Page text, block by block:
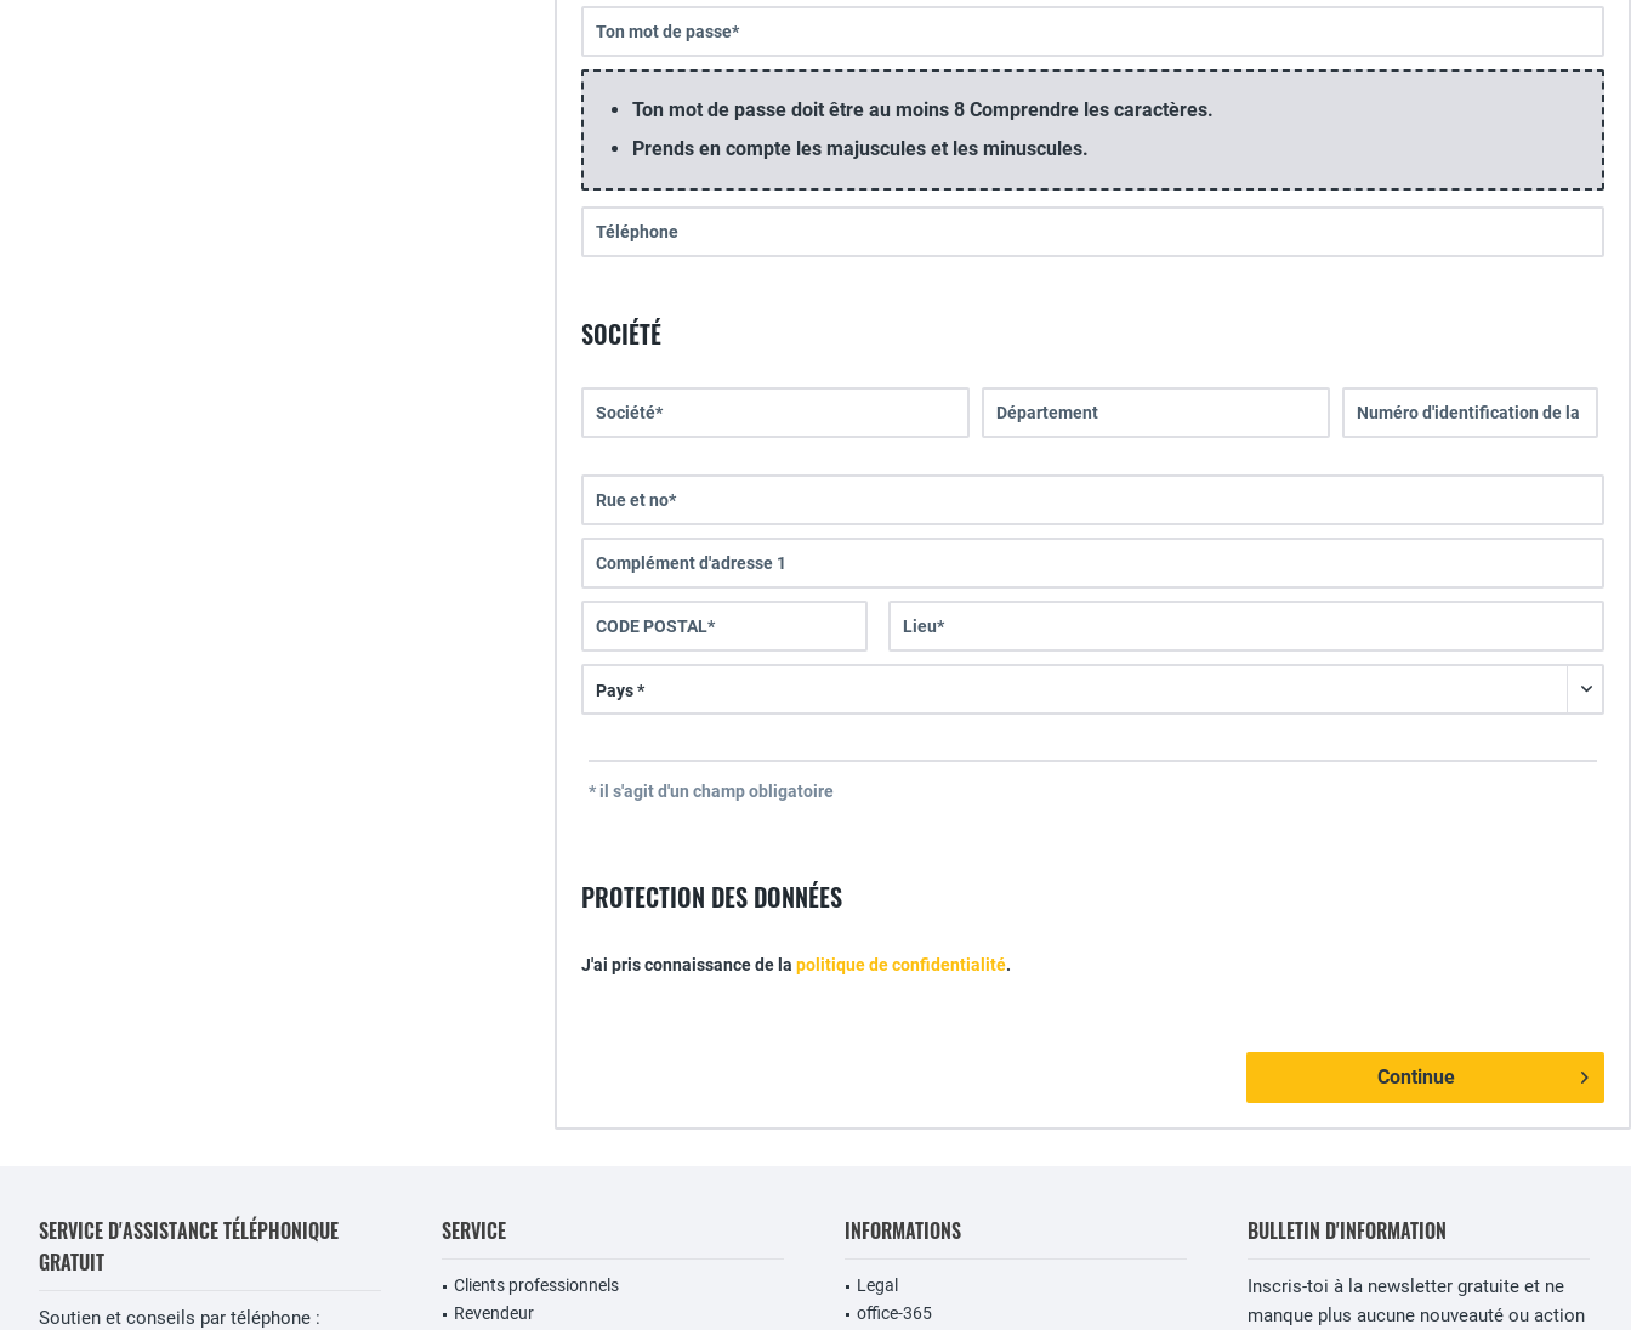
Ton mot de passe doit être au moins 8 Comprendre les caractères.
Prends en compte les majuscules et les minuscules.
SOCIÉTÉ
* il s'agit d'un champ obligatoire
PROTECTION DES DONNÉES
J'ai pris connaissance de la politique de confidentialité.
Continue
SERVICE D'ASSISTANCE TÉLÉPHONIQUE
GRATUIT
Soutien et conseils par téléphone :
SERVICE
Clients professionnels
Revendeur
INFORMATIONS
Legal
office-365
BULLETIN D'INFORMATION
Inscris-toi à la newsletter gratuite et ne
manque plus aucune nouveauté ou action